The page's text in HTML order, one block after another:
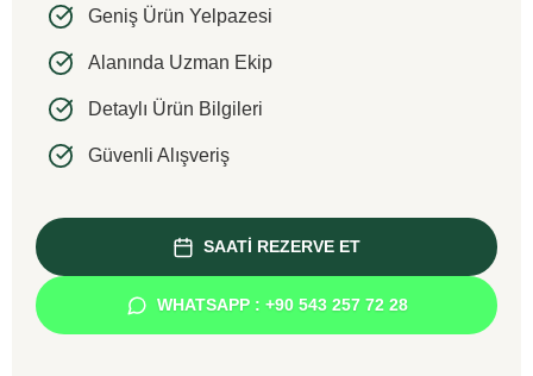
Geniş Ürün Yelpazesi
Alanında Uzman Ekip
Detaylı Ürün Bilgileri
Güvenli Alışveriş
SAATİ REZERVE ET
WHATSAPP : +90 543 257 72 28